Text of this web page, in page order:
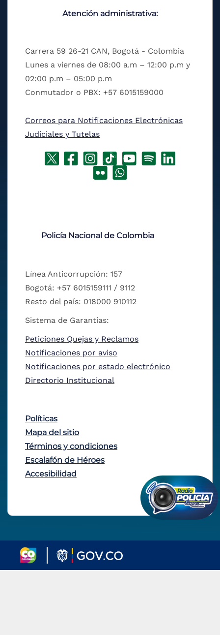
Atención administrativa:
Carrera 59 26-21 CAN, Bogotá - Colombia
Lunes a viernes de 08:00 a.m – 12:00 p.m y
02:00 p.m – 05:00 p.m
Conmutador o PBX: +57 6015159000
Correos para Notificaciones Electrónicas
Judiciales y Tutelas
Policía Nacional de Colombia
Línea Anticorrupción: 157
Bogotá: +57 6015159111 / 9112
Resto del país: 018000 910112
Sistema de Garantías:
Peticiones Quejas y Reclamos
Notificaciones por aviso
Notificaciones por estado electrónico
Directorio Institucional
Políticas
Mapa del sitio
Términos y condiciones
Escalafón de Héroes
Accesibilidad